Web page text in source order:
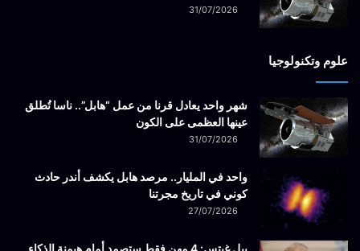
31/07/2026
علوم وتكنولوجيا
شهر واحد يعادل قرنا من عمل “هابل”.. ناسا تُطلق
عينها العظمى على الكون
31/07/2026
واحد في المليار.. مرصد هابل يكشف أندر حادث
كوني في تاريخ مجرتنا
27/07/2026
بيل غيتس: 4 مهن فقط ستصمد أمام هيمنة الذكاء